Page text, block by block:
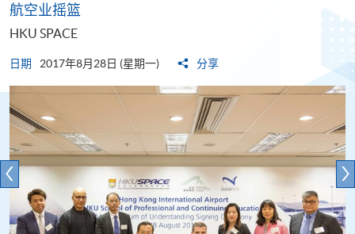
航空业摇篮
HKU SPACE
日期 2017年8月28日 (星期一) 分享